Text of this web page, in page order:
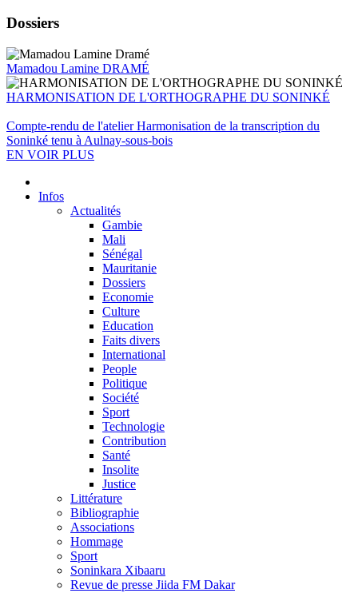
Dossiers
Mamadou Lamine DRAMÉ
HARMONISATION DE L'ORTHOGRAPHE DU SONINKÉ
Compte-rendu de l'atelier Harmonisation de la transcription du
Soninké tenu à Aulnay-sous-bois
EN VOIR PLUS
Infos
Actualités
Gambie
Mali
Sénégal
Mauritanie
Dossiers
Economie
Culture
Education
Faits divers
International
People
Politique
Société
Sport
Technologie
Contribution
Santé
Insolite
Justice
Littérature
Bibliographie
Associations
Hommage
Sport
Soninkara Xibaaru
Revue de presse Jiida FM Dakar